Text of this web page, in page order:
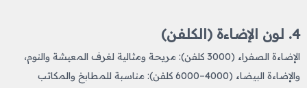
4. لون الإضاءة (الكلفن)
الإضاءة الصفراء (3000 كلفن): مريحة ومثالية لغرف المعيشة والنوم،
والإضاءة البيضاء (4000–6000 كلفن): مناسبة للمطابخ والمكاتب